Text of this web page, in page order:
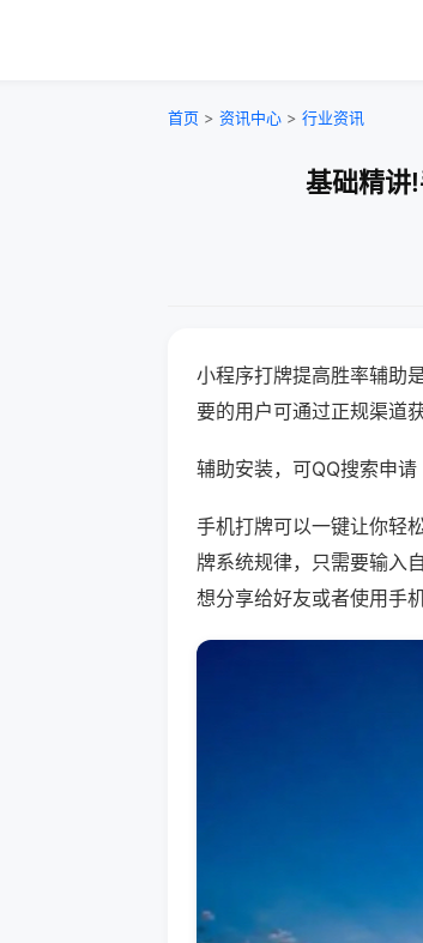
首页 > 资讯中心 > 行业资讯
基础精讲
小程序打牌提高胜率辅助
要的用户可通过正规渠道
辅助安装，可QQ搜索申
手机打牌可以一键让你轻
牌系统规律，只需要输入
想分享给好友或者使用手